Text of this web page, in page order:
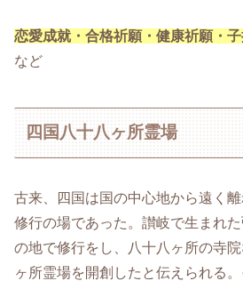
恋愛成就・合格祈願・健康祈願・
など
四国八十八ヶ所霊場
古来、四国は国の中心地から遠く
修行の場であった。讃岐で生まれ
の地で修行をし、八十八ヶ所の寺
ヶ所霊場を開創したと伝えられる